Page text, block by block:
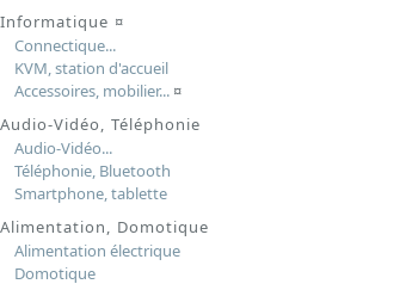
Informatique ¤
Connectique...
KVM, station d'accueil
Accessoires, mobilier...¤
Audio-Vidéo, Téléphonie
Audio-Vidéo...
Téléphonie, Bluetooth
Smartphone, tablette
Alimentation, Domotique
Alimentation électrique
Domotique